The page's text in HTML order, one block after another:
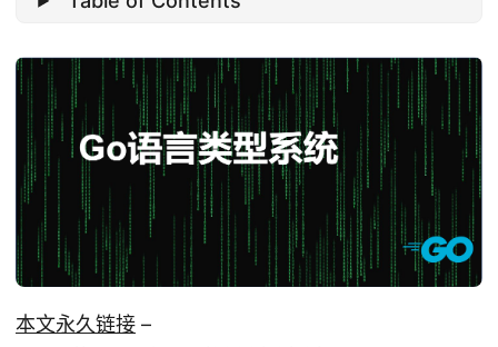
本文永久链接 –